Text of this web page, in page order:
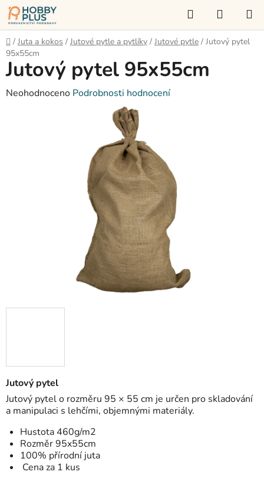
Přejít
na
obsah
Hledat
KOŠÍK
Domů
/ Juta a kokos / Jutové pytle a pytlíky / Jutové pytle / Jutový pytel
95x55cm
Jutový pytel
Jutový pytel o rozměru 95 × 55 cm je určen pro skladování
a manipulaci s lehčími, objemnými materiály.
Hustota 460g/m2
Rozměr 95x55cm
100% přírodní juta
Cena za 1 kus
Jutový pytel 95x55cm
Průměrné
Neohodnoceno Podrobnosti hodnocení